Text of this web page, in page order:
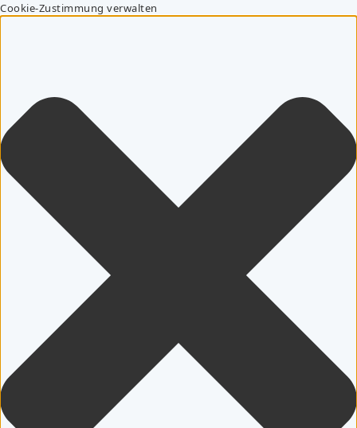
Cookie-Zustimmung verwalten